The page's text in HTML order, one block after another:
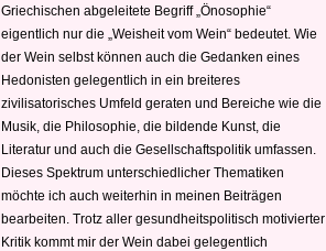
Griechischen abgeleitete Begriff „Önosophie“
eigentlich nur die „Weisheit vom Wein“ bedeutet. Wie
der Wein selbst können auch die Gedanken eines
Hedonisten gelegentlich in ein breiteres
zivilisatorisches Umfeld geraten und Bereiche wie die
Musik, die Philosophie, die bildende Kunst, die
Literatur und auch die Gesellschaftspolitik umfassen.
Dieses Spektrum unterschiedlicher Thematiken
möchte ich auch weiterhin in meinen Beiträgen
bearbeiten. Trotz aller gesundheitspolitisch motivierter
Kritik kommt mir der Wein dabei gelegentlich